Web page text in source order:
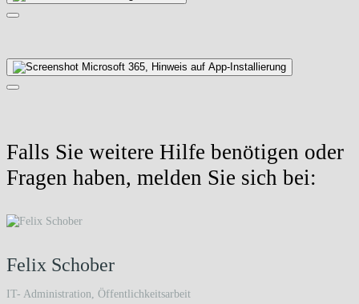
Falls Sie weitere Hilfe benötigen oder
Fragen haben, melden Sie sich bei:
Felix Schober
IT- Administration, Öffentlichkeitsarbeit